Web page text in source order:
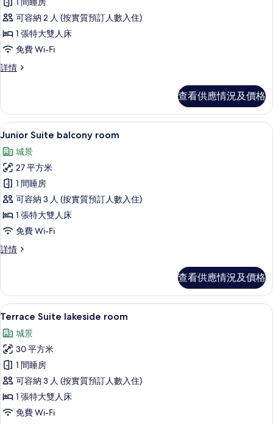
有
Executive
double/twin
room
external
相
片
可容納 2 人 (按實質預訂人數入住)
1 張特大雙人床
免費 Wi-Fi
詳情
Executive
window
詳
情
查看供應情況及價格
載
入
所
有
Junior
Suite
balcony
room
的
Junior Suite balcony room | 迷你吧
16
Junior Suite balcony room
城景
27 平方米
1 間睡房
可容納 3 人 (按實質預訂人數入住)
1 張特大雙人床
免費 Wi-Fi
詳情
Junior
詳
情
查看供應情況及價格
載
入
所
有
Terrace
Suite
lakeside
room
迷你吧、房內夾萬、書桌、手提電腦
13
Terrace Suite lakeside room
城景
30 平方米
1 間睡房
可容納 3 人 (按實質預訂人數入住)
1 張特大雙人床
免費 Wi-Fi